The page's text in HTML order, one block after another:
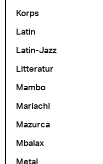
Korps
Latin
Latin-Jazz
Litteratur
Mambo
Mariachi
Mazurca
Mbalax
Metal
9. desember